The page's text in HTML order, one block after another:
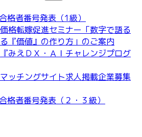
格者番号発表（1級）
格転嫁促進セミナー「数字で語る
『価値』の作り方」のご案内
みえＤＸ・ＡＩチャレンジプログ
ッチングサイト求人掲載企業募集
格者番号発表（２・３級）